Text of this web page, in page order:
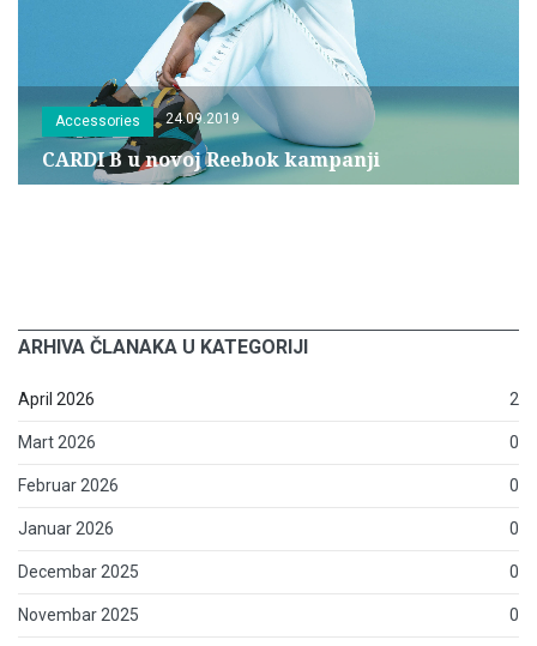
Accessories 24.09.2019
CARDI B u novoj Reebok kampanji
ARHIVA ČLANAKA U KATEGORIJI
April 2026 2
Mart 2026 0
Februar 2026 0
Januar 2026 0
Decembar 2025 0
Novembar 2025 0